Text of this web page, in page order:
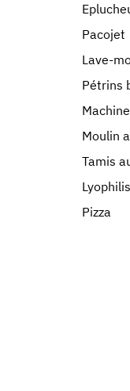
Pacojet
Lave-
Pétrins
Moulin
Tamis
Pizza